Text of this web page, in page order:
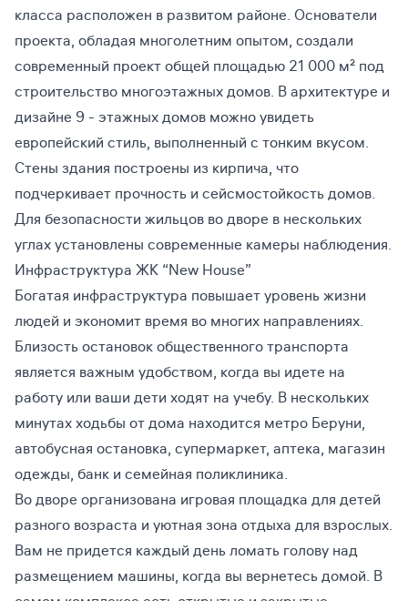
класса расположен в развитом районе. Основатели
проекта, обладая многолетним опытом, создали
современный проект общей площадью 21 000 м² под
строительство многоэтажных домов. В архитектуре и
дизайне 9 - этажных домов можно увидеть
европейский стиль, выполненный с тонким вкусом.
Стены здания построены из кирпича, что
подчеркивает прочность и сейсмостойкость домов.
Для безопасности жильцов во дворе в нескольких
углах установлены современные камеры наблюдения.
Инфраструктура ЖК “New House”
Богатая инфраструктура повышает уровень жизни
людей и экономит время во многих направлениях.
Близость остановок общественного транспорта
является важным удобством, когда вы идете на
работу или ваши дети ходят на учебу. В нескольких
минутах ходьбы от дома находится метро Беруни,
автобусная остановка, супермаркет, аптека, магазин
одежды, банк и семейная поликлиника.
Во дворе организована игровая площадка для детей
разного возраста и уютная зона отдыха для взрослых.
Вам не придется каждый день ломать голову над
размещением машины, когда вы вернетесь домой. В